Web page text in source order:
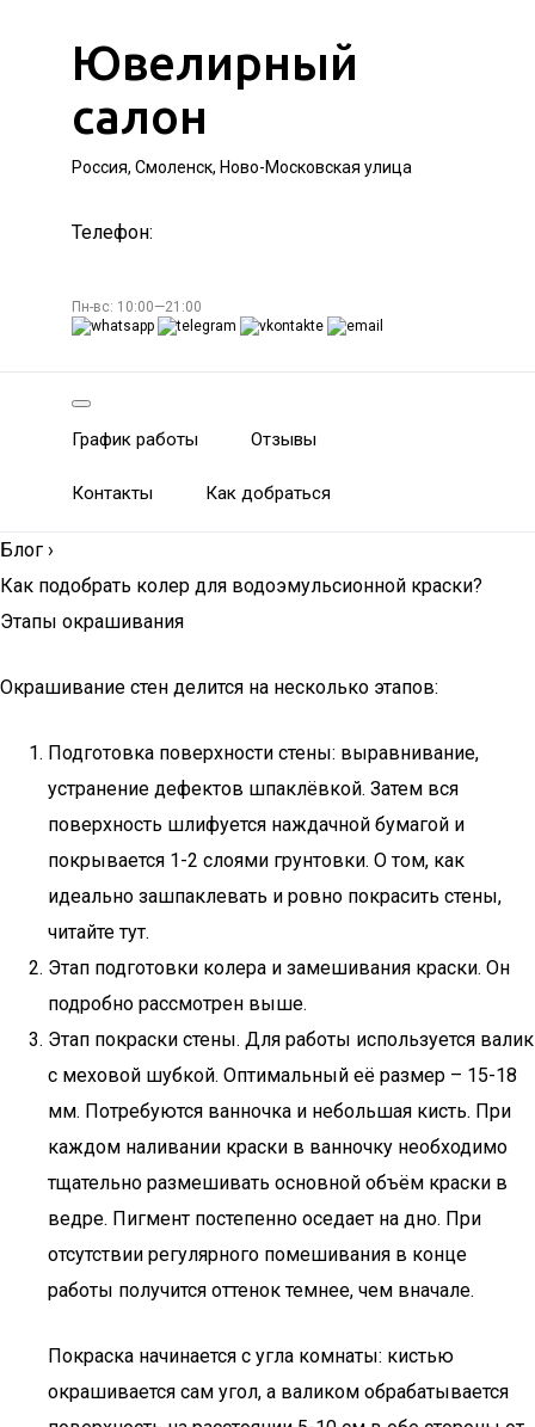
Ювелирный
салон
Россия, Смоленск, Ново-Московская улица
Телефон:
Пн-вс: 10:00—21:00
График работы Отзывы
Контакты Как добраться
Блог ›
Как подобрать колер для водоэмульсионной краски?
Этапы окрашивания
Окрашивание стен делится на несколько этапов:
Подготовка поверхности стены: выравнивание,
устранение дефектов шпаклёвкой. Затем вся
поверхность шлифуется наждачной бумагой и
покрывается 1-2 слоями грунтовки. О том, как
идеально зашпаклевать и ровно покрасить стены,
читайте тут.
Этап подготовки колера и замешивания краски. Он
подробно рассмотрен выше.
Этап покраски стены. Для работы используется валик
с меховой шубкой. Оптимальный её размер – 15-18
мм. Потребуются ванночка и небольшая кисть. При
каждом наливании краски в ванночку необходимо
тщательно размешивать основной объём краски в
ведре. Пигмент постепенно оседает на дно. При
отсутствии регулярного помешивания в конце
работы получится оттенок темнее, чем вначале.
Покраска начинается с угла комнаты: кистью
окрашивается сам угол, а валиком обрабатывается